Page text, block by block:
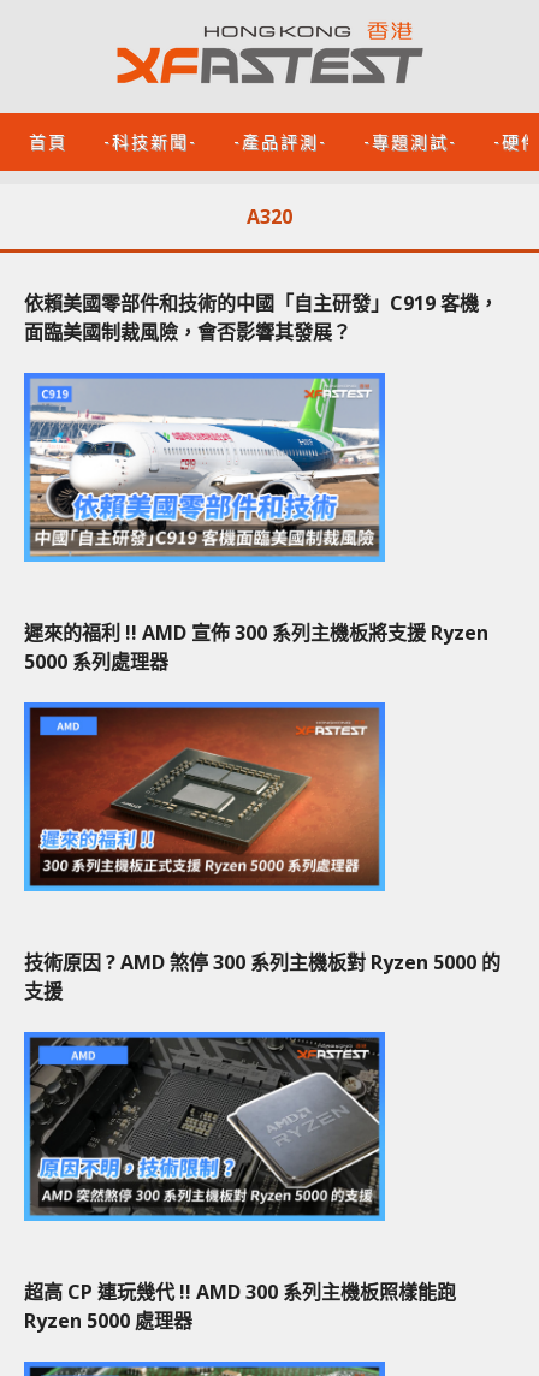
首頁 -科技新聞- -產品評測- -專題測試- -硬
A320
依賴美國零部件和技術的中國「自主研發」C919 客機，
面臨美國制裁風險，會否影響其發展？
遲來的福利 !! AMD 宣佈 300 系列主機板將支援 Ryzen
5000 系列處理器
技術原因 ? AMD 煞停 300 系列主機板對 Ryzen 5000 的
支援
超高 CP 連玩幾代 !! AMD 300 系列主機板照樣能跑
Ryzen 5000 處理器